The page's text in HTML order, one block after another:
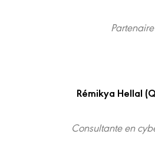
Partenaire
Rémikya Hellal
Consultante en